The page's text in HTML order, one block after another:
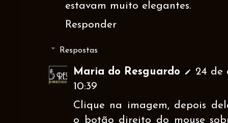
estavam muito elegantes.
Responder
Respostas
Maria do Resguardo
24 de
10:39
Clique na imagem, depois
o botão direito do mouse